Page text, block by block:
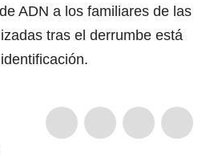
ADN a los familiares de las
tras el derrumbe está